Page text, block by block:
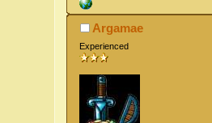
Argamae
Experienced